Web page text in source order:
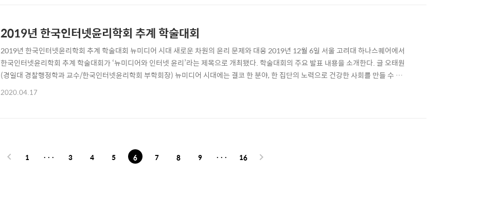
2019년 한국인터넷윤리학회 추계 학술대회
2019년 한국인터넷윤리학회 추계 학술대회 뉴미디어 시대 새로운 차원의 윤리 문제와 대응 2019년 12월 6일 서울 고려대 하나스퀘어에서
한국인터넷윤리학회 추계 학술대회가 ‘뉴미디어와 인터넷 윤리’라는 제목으로 개최됐다. 학술대회의 주요 발표 내용을 소개한다. 글 오태원
(경일대 경찰행정학과 교수/한국인터넷윤리학회 부학회장) 뉴미디어 시대에는 결코 한 분야, 한 집단의 노력으로 건강한 사회를 만들 수 없
다는 사실을 확인할 수 있었다. 결국 인문학, 공학, 교육학, 법학, 행정학 등 범학제적 논의와 학계, 정부, 산업계 등 다양한 분야에서 함께 고
2020.04.17
1 ··· 3 4 5 6 7 8 9 ··· 16